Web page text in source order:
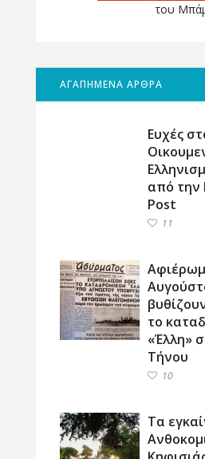
του
ΑΓΑΠΗΜΕΝΑ ΑΡΘΡΑ
Ευχές
από την
Post
11
το
«Έλλη»
Τήνου
10
Τα